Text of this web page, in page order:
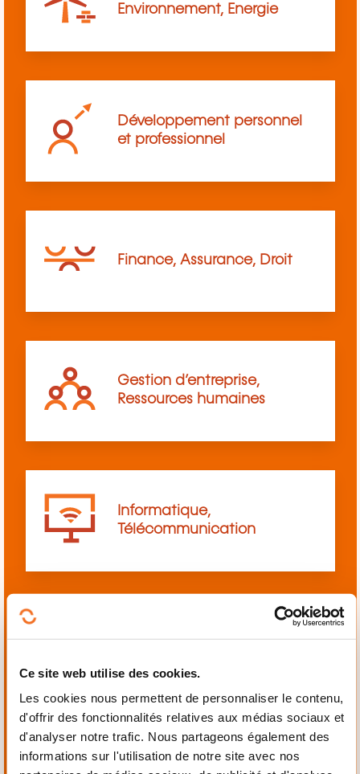
Ce site web utilise des cookies.
Les cookies nous permettent de personnaliser le contenu,
d'offrir des fonctionnalités relatives aux médias sociaux et
d'analyser notre trafic. Nous partageons également des
informations sur l'utilisation de notre site avec nos
Environnement, Energie
Développement personnel
et professionnel
Finance, Assurance, Droit
Gestion d’entreprise,
Ressources humaines
Informatique,
Télécommunication
Mécanique,